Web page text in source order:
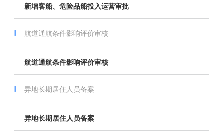
新增客船、危险品船投入运营审批
航道通航条件影响评价审核
航道通航条件影响评价审核
异地长期居住人员备案
异地长期居住人员备案